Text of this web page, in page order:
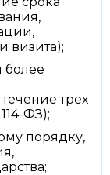
визита);
более
трех
ФЗ);
порядку,